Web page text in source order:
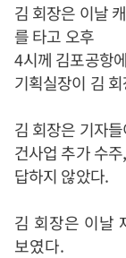
김 회장은 이날
를 타고 오후
4시께 김포공항
기획실장이 김
김 회장은 기자
건사업 추가 수주,
답하지 않았다.
김 회장은 이날
보였다.